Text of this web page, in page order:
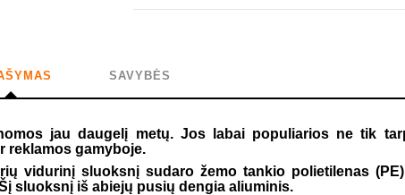
SAVYBĖS
jau daugelį metų. Jos labai populiarios ne tik
reklamos gamyboje.
vidurinį sluoksnį sudaro žemo tankio polietilenas
sluoksnį iš abiejų pusių dengia aliuminis.